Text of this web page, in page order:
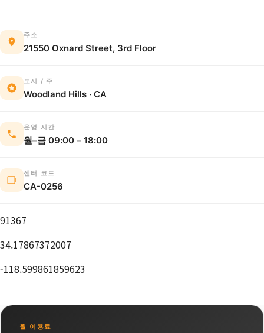
주소
21550 Oxnard Street, 3rd Floor
도시 / 주
Woodland Hills · CA
운영 시간
월–금 09:00 – 18:00
센터 코드
CA-0256
91367
34.17867372007
-118.599861859623
월 이용료